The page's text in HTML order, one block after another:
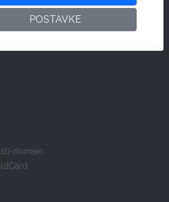
domain
POSTAVKE